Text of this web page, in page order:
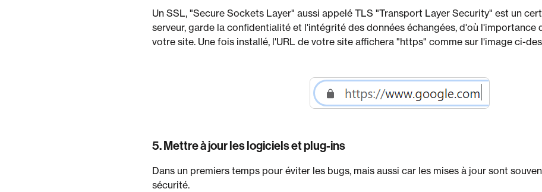
Un SSL, "Secure Sockets Layer" aussi appelé TLS "Transport Layer Security" est un
serveur, garde la confidentialité et l'intégrité des données échangées, d'où l'importance
votre site. Une fois installé, l'URL de votre site affichera "https" comme sur l'image ci-
5. Mettre à jour les logiciels et plug-ins
Dans un premiers temps pour éviter les bugs, mais aussi car les mises à jour sont
sécurité.